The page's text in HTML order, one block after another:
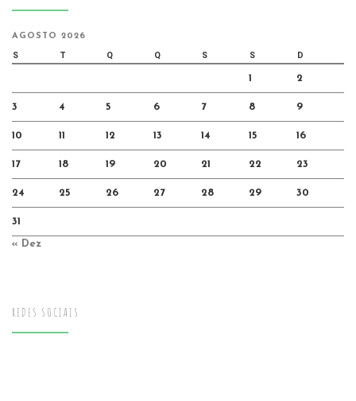
AGOSTO 2026
S T Q Q S S D
1 2
3 4 5 6 7 8 9
10 11 12 13 14 15 16
17 18 19 20 21 22 23
24 25 26 27 28 29 30
31
« Dez
REDES SOCIAIS